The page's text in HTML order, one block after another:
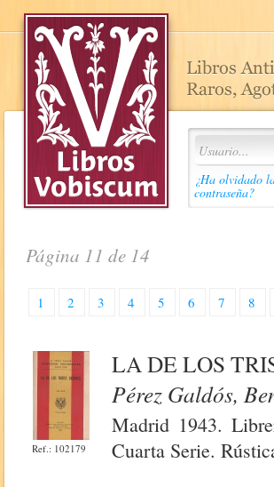
¿Ha olvidado
contraseña?
Página 11 de 14
1 2 3 4 5 6 7 8
Ref.: 102179
LA DE LOS
Pérez Galdós,
Madrid 1943.
Cuarta Serie.